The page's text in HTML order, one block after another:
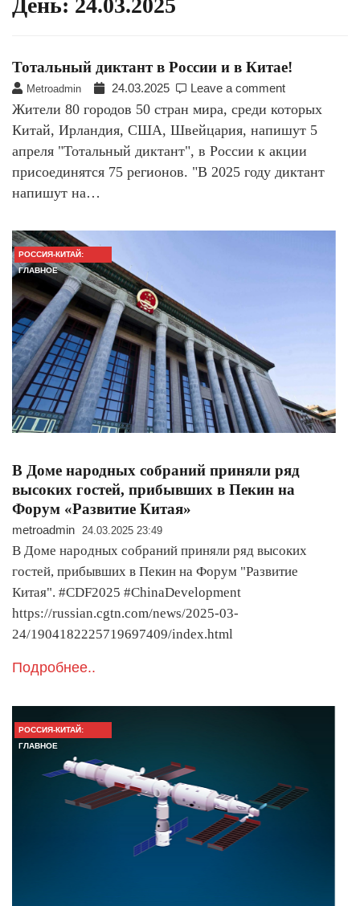
День: 24.03.2025
Тотальный диктант в России и в Китае!
Metroadmin 24.03.2025 Leave a comment
Жители 80 городов 50 стран мира, среди которых
Китай, Ирландия, США, Швейцария, напишут 5
апреля "Тотальный диктант", в России к акции
присоединятся 75 регионов. "В 2025 году диктант
напишут на…
РОССИЯ-КИТАЙ:
ГЛАВНОЕ
В Доме народных собраний приняли ряд
высоких гостей, прибывших в Пекин на
Форум «Развитие Китая»
metroadmin 24.03.2025 23:49
В Доме народных собраний приняли ряд высоких
гостей, прибывших в Пекин на Форум "Развитие
Китая". #CDF2025 #ChinaDevelopment
https://russian.cgtn.com/news/2025-03-
24/1904182225719697409/index.html
Подробнее..
РОССИЯ-КИТАЙ:
ГЛАВНОЕ